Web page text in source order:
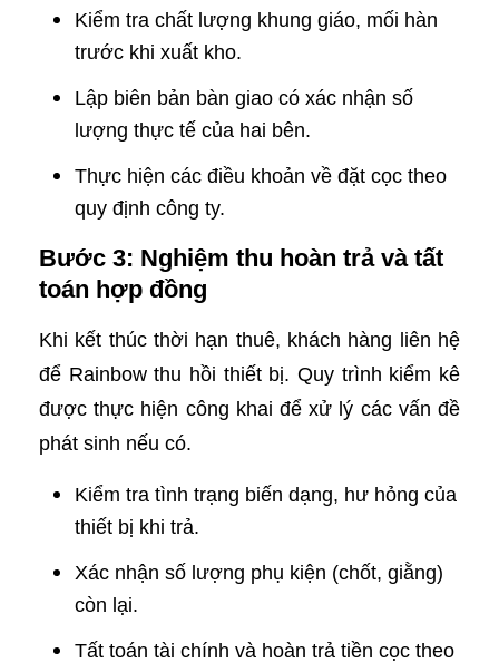
Kiểm tra chất lượng khung giáo, mối hàn
trước khi xuất kho.
Lập biên bản bàn giao có xác nhận số
lượng thực tế của hai bên.
Thực hiện các điều khoản về đặt cọc theo
quy định công ty.
Bước 3: Nghiệm thu hoàn trả và tất
toán hợp đồng
Khi kết thúc thời hạn thuê, khách hàng liên hệ
để Rainbow thu hồi thiết bị. Quy trình kiểm kê
được thực hiện công khai để xử lý các vấn đề
phát sinh nếu có.
Kiểm tra tình trạng biến dạng, hư hỏng của
thiết bị khi trả.
Xác nhận số lượng phụ kiện (chốt, giằng)
còn lại.
Tất toán tài chính và hoàn trả tiền cọc theo